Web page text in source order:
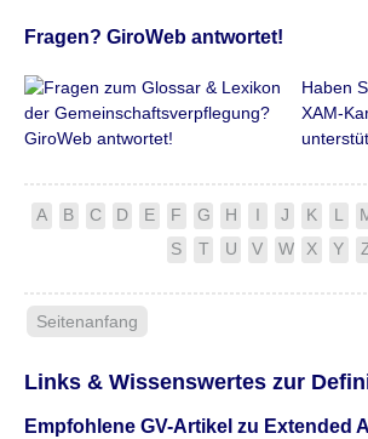
Fragen? GiroWeb antwortet!
Haben
XAM-
A B C D E F G H I J K L
S
T U V W X Y
Seitenanfang
Links & Wissenswertes zur
Empfohlene GV-Artikel zu Extended